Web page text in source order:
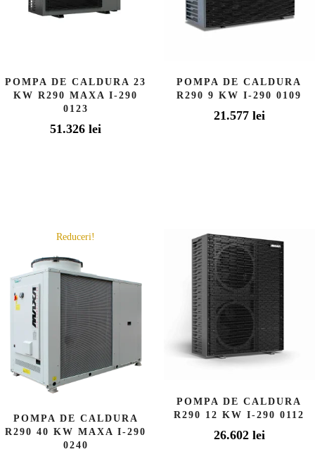
POMPA DE CALDURA 23
KW R290 MAXA I-290
0123
51.326lei
POMPA DE CALDURA
R290 9 KW I-290 0109
21.577 lei
Reduceri!
POMPA DE CALDURA
R290 40 KW MAXA I-290
0240
POMPA DE CALDURA
R290 12 KW I-290 0112
26.602 lei